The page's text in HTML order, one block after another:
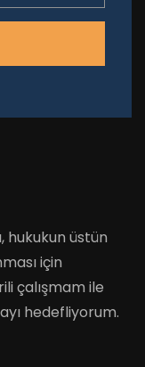
hukukun üstün
için
çalışmam ile
hedefliyorum.